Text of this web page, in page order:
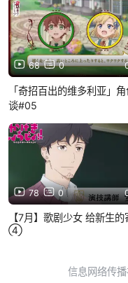
ザ、そして……」
68 0
「奇招百出的维多利亚」
谈#05
78 0
【7月】歌剧少女 给新生的
④
信息网络传